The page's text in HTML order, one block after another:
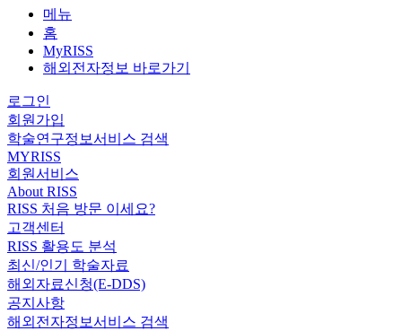
메뉴
홈
MyRISS
해외전자정보 바로가기
로그인
회원가입
학술연구정보서비스 검색
MYRISS
회원서비스
About RISS
RISS 처음 방문 이세요?
고객센터
RISS 활용도 분석
최신/인기 학술자료
해외자료신청(E-DDS)
공지사항
해외전자정보서비스 검색